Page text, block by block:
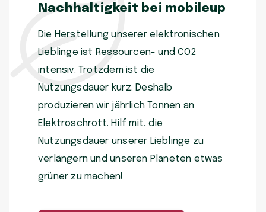
Nachhaltigkeit bei mobileup
Die Herstellung unserer elektronischen
Lieblinge ist Ressourcen- und CO2
intensiv. Trotzdem ist die
Nutzungsdauer kurz. Deshalb
produzieren wir jährlich Tonnen an
Elektroschrott. Hilf mit, die
Nutzungsdauer unserer Lieblinge zu
verlängern und unseren Planeten etwas
grüner zu machen!